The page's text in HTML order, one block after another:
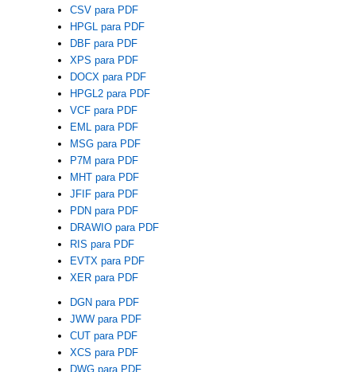
CSV para PDF
HPGL para PDF
DBF para PDF
XPS para PDF
DOCX para PDF
HPGL2 para PDF
VCF para PDF
EML para PDF
MSG para PDF
P7M para PDF
MHT para PDF
JFIF para PDF
PDN para PDF
DRAWIO para PDF
RIS para PDF
EVTX para PDF
XER para PDF
DGN para PDF
JWW para PDF
CUT para PDF
XCS para PDF
DWG para PDF